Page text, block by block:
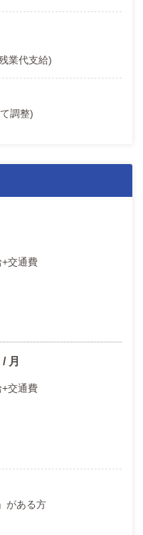
業代支給)
調整)
交通費
月
交通費
がある方